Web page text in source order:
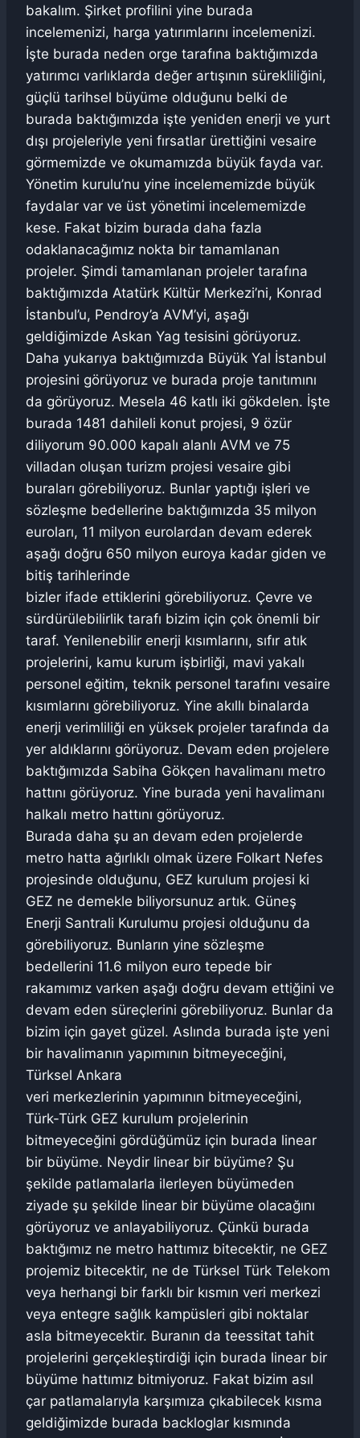
bakalım. Şirket profilini yine burada
incelemenizi, harga yatırımlarını incelemenizi.
İşte burada neden orge tarafına baktığımızda
yatırımcı varlıklarda değer artışının sürekliliğini,
güçlü tarihsel büyüme olduğunu belki de
burada baktığımızda işte yeniden enerji ve yurt
dışı projeleriyle yeni fırsatlar ürettiğini vesaire
görmemizde ve okumamızda büyük fayda var.
Yönetim kurulu’nu yine incelememizde büyük
faydalar var ve üst yönetimi incelememizde
kese. Fakat bizim burada daha fazla
odaklanacağımız nokta bir tamamlanan
projeler. Şimdi tamamlanan projeler tarafına
baktığımızda Atatürk Kültür Merkezi’ni, Konrad
İstanbul’u, Pendroy’a AVM’yi, aşağı
geldiğimizde Askan Yag tesisini görüyoruz.
Daha yukarıya baktığımızda Büyük Yal İstanbul
projesini görüyoruz ve burada proje tanıtımını
da görüyoruz. Mesela 46 katlı iki gökdelen. İşte
burada 1481 dahileli konut projesi, 9 özür
diliyorum 90.000 kapalı alanlı AVM ve 75
villadan oluşan turizm projesi vesaire gibi
buraları görebiliyoruz. Bunlar yaptığı işleri ve
sözleşme bedellerine baktığımızda 35 milyon
euroları, 11 milyon eurolardan devam ederek
aşağı doğru 650 milyon euroya kadar giden ve
bitiş tarihlerinde
bizler ifade ettiklerini görebiliyoruz. Çevre ve
sürdürülebilirlik tarafı bizim için çok önemli bir
taraf. Yenilenebilir enerji kısımlarını, sıfır atık
projelerini, kamu kurum işbirliği, mavi yakalı
personel eğitim, teknik personel tarafını vesaire
kısımlarını görebiliyoruz. Yine akıllı binalarda
enerji verimliliği en yüksek projeler tarafında da
yer aldıklarını görüyoruz. Devam eden projelere
baktığımızda Sabiha Gökçen havalimanı metro
hattını görüyoruz. Yine burada yeni havalimanı
halkalı metro hattını görüyoruz.
Burada daha şu an devam eden projelerde
metro hatta ağırlıklı olmak üzere Folkart Nefes
projesinde olduğunu, GEZ kurulum projesi ki
GEZ ne demekle biliyorsunuz artık. Güneş
Enerji Santrali Kurulumu projesi olduğunu da
görebiliyoruz. Bunların yine sözleşme
bedellerini 11.6 milyon euro tepede bir
rakamımız varken aşağı doğru devam ettiğini ve
devam eden süreçlerini görebiliyoruz. Bunlar da
bizim için gayet güzel. Aslında burada işte yeni
bir havalimanın yapımının bitmeyeceğini,
Türksel Ankara
veri merkezlerinin yapımının bitmeyeceğini,
Türk-Türk GEZ kurulum projelerinin
bitmeyeceğini gördüğümüz için burada linear
bir büyüme. Neydir linear bir büyüme? Şu
şekilde patlamalarla ilerleyen büyümeden
ziyade şu şekilde linear bir büyüme olacağını
görüyoruz ve anlayabiliyoruz. Çünkü burada
baktığımız ne metro hattımız bitecektir, ne GEZ
projemiz bitecektir, ne de Türksel Türk Telekom
veya herhangi bir farklı bir kısmın veri merkezi
veya entegre sağlık kampüsleri gibi noktalar
asla bitmeyecektir. Buranın da teessitat tahit
projelerini gerçekleştirdiği için burada linear bir
büyüme hattımız bitmiyoruz. Fakat bizim asıl
çar patlamalarıyla karşımıza çıkabilecek kısma
geldiğimizde burada backloglar kısmında